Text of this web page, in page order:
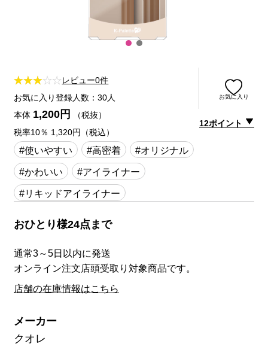
レビュー0件
お気に入り登録人数：30人
お気に入り
本体 1,200円
（税抜）
税率10％ 1,320円（税込）
12ポイント
#使いやすい #高密着
#オリジナル
#かわいい
#アイライナー
#リキッドアイライナー
おひとり様24点まで
通常3～5日以内に発送
オンライン注文店頭受取り対象商品です。
店舗の在庫情報はこちら
メーカー
クオレ